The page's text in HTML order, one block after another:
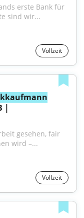
erste Bank für
sind wir...
Vollzeit
|
gesehen, fair
wird –...
Vollzeit